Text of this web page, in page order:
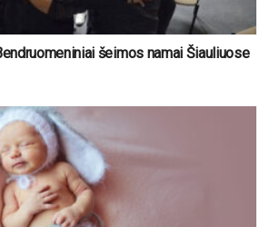
šeimos namai Šiauliuose